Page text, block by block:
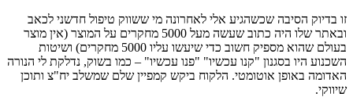
זו בדיוק הסיבה שכשהגיע אלי לאחרונה מי ששווק טיפול חדשני לכאב
ובאתר שלו היה כתוב שעשה מעל 5000 מחקרים על המוצר (אין מוצר
בעולם שהוא מספיק חשוב כדי שיעשו עליו 5000 מחקרים) ושיטות
השכנוע היו בסגנון "קנו עכשיו" "פנו עכשיו" – כמו בשוק, נדלקת לי הנורה
האדומה באופן אוטומטי. הלקוח ביקש קמפיין שלם שמשלב יח"צ ותוכן
שיווקי.